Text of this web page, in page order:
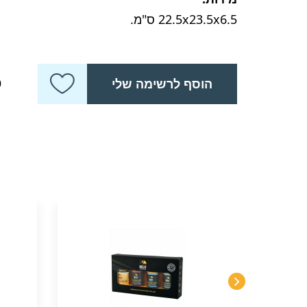
22.5x23.5x6.5 ס"מ.
הוסף לרשימה שלי